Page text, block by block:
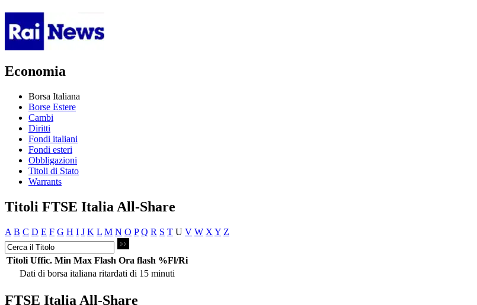
Economia
Borsa Italiana
Borse Estere
Cambi
Diritti
Fondi italiani
Fondi esteri
Obbligazioni
Titoli di Stato
Warrants
Titoli FTSE Italia All-Share
A B C D E F G H I J K L M N O P Q R S T U V W X Y Z
Titoli Uffic. Min Max Flash Ora flash %Fl/Ri
Dati di borsa italiana ritardati di 15 minuti
FTSE Italia All-Share